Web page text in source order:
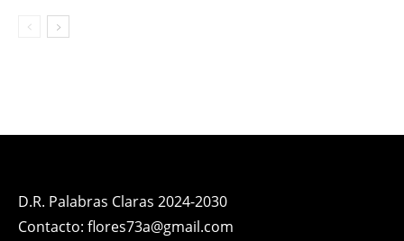
D.R. Palabras Claras 2024-2030
Contacto: flores73a@gmail.com